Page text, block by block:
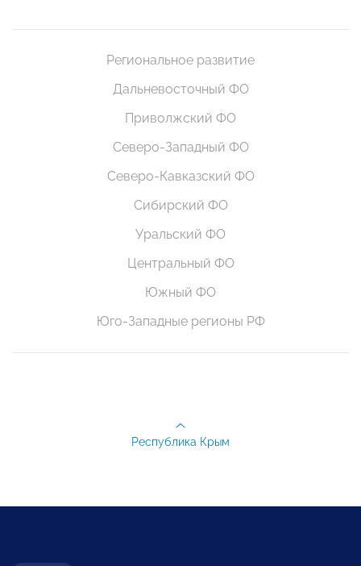
Региональное развитие
Дальневосточный ФО
Приволжский ФО
Северо-Западный ФО
Северо-Кавказский ФО
Сибирский ФО
Уральский ФО
Центральный ФО
Южный ФО
Юго-Западные регионы РФ
Республика Крым